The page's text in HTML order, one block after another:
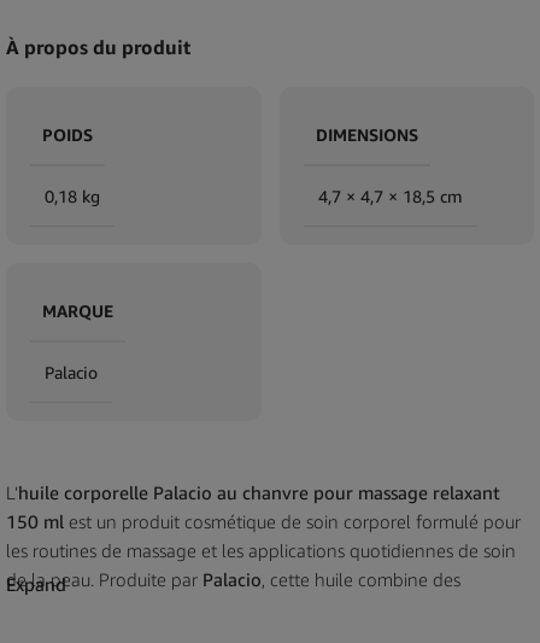
À propos du produit
POIDS
0,18 kg
DIMENSIONS
4,7 × 4,7 × 18,5 cm
MARQUE
Palacio
L’huile corporelle Palacio au chanvre pour massage relaxant
150 ml est un produit cosmétique de soin corporel formulé pour
les routines de massage et les applications quotidiennes de soin
de la peau. Produite par Palacio , cette huile combine des
Expand